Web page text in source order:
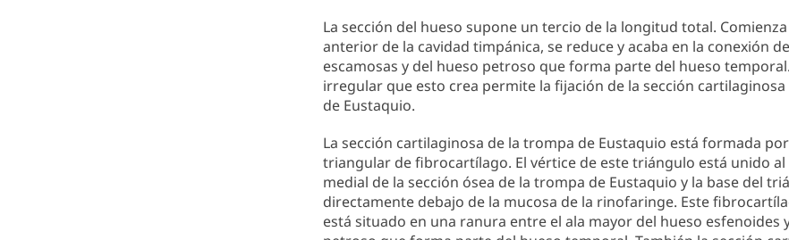
La sección del hueso supone un tercio de la longitud total.
anterior de la cavidad timpánica, se reduce y acaba en la conexión
escamosas y del hueso petroso que forma parte del hueso
irregular que esto crea permite la fijación de la sección
de Eustaquio.
La sección cartilaginosa de la trompa de Eustaquio está formada
triangular de fibrocartílago. El vértice de este triángulo está unido
medial de la sección ósea de la trompa de Eustaquio y la base del
directamente debajo de la mucosa de la rinofaringe. Este
está situado en una ranura entre el ala mayor del hueso esfenoides